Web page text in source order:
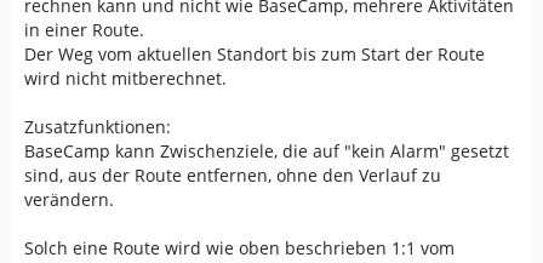
rechnen kann und nicht wie BaseCamp, mehrere Aktivitäten
in einer Route.
Der Weg vom aktuellen Standort bis zum Start der Route
wird nicht mitberechnet.
Zusatzfunktionen:
BaseCamp kann Zwischenziele, die auf "kein Alarm" gesetzt
sind, aus der Route entfernen, ohne den Verlauf zu
verändern.
Solch eine Route wird wie oben beschrieben 1:1 vom